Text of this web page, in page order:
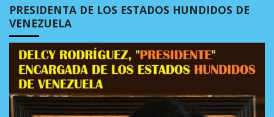
PRESIDENTA DE LOS ESTADOS HUNDIDOS DE
VENEZUELA